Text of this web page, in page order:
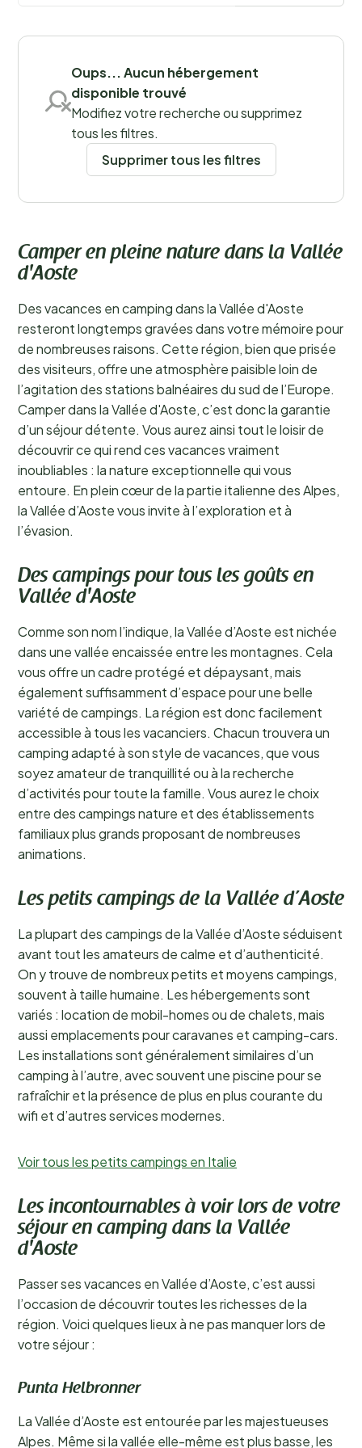
Lieux
Oups... Aucun hébergement
disponible trouvé
Modifiez votre recherche ou supprimez
tous les filtres.
Supprimer tous les filtres
Camper en pleine nature dans la Vallée
d'Aoste
Des vacances en camping dans la Vallée d'Aoste
resteront longtemps gravées dans votre mémoire pour
de nombreuses raisons. Cette région, bien que prisée
des visiteurs, offre une atmosphère paisible loin de
l’agitation des stations balnéaires du sud de l’Europe.
Camper dans la Vallée d'Aoste, c’est donc la garantie
d’un séjour détente. Vous aurez ainsi tout le loisir de
découvrir ce qui rend ces vacances vraiment
inoubliables : la nature exceptionnelle qui vous
entoure. En plein cœur de la partie italienne des Alpes,
la Vallée d’Aoste vous invite à l’exploration et à
l’évasion.
Des campings pour tous les goûts en
Vallée d'Aoste
Comme son nom l’indique, la Vallée d’Aoste est nichée
dans une vallée encaissée entre les montagnes. Cela
vous offre un cadre protégé et dépaysant, mais
également suffisamment d’espace pour une belle
variété de campings. La région est donc facilement
accessible à tous les vacanciers. Chacun trouvera un
camping adapté à son style de vacances, que vous
soyez amateur de tranquillité ou à la recherche
d’activités pour toute la famille. Vous aurez le choix
entre des campings nature et des établissements
familiaux plus grands proposant de nombreuses
animations.
Les petits campings de la Vallée d’Aoste
La plupart des campings de la Vallée d’Aoste séduisent
avant tout les amateurs de calme et d’authenticité.
On y trouve de nombreux petits et moyens campings,
souvent à taille humaine. Les hébergements sont
variés : location de mobil-homes ou de chalets, mais
aussi emplacements pour caravanes et camping-cars.
Les installations sont généralement similaires d’un
camping à l’autre, avec souvent une piscine pour se
rafraîchir et la présence de plus en plus courante du
wifi et d’autres services modernes.
Voir tous les petits campings en Italie
Les incontournables à voir lors de votre
séjour en camping dans la Vallée
d'Aoste
Passer ses vacances en Vallée d’Aoste, c’est aussi
l’occasion de découvrir toutes les richesses de la
région. Voici quelques lieux à ne pas manquer lors de
votre séjour :
Punta Helbronner
La Vallée d’Aoste est entourée par les majestueuses
Alpes. Même si la vallée elle-même est plus basse, les